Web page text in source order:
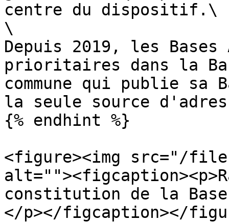
centre du dispositif.\
\
Depuis 2019, les Bases
prioritaires dans la
commune qui publie sa
la seule source
{% endhint %}
<figure><img src="/files/
constitution de la Base
</p></figcaption></